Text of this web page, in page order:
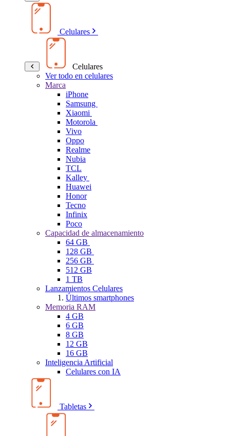
Celulares
Celulares
Ver todo en celulares
Marca
iPhone
Samsung
Xiaomi
Motorola
Vivo
Oppo
Realme
Nubia
TCL
Kalley
Huawei
Honor
Tecno
Infinix
Poco
Capacidad de almacenamiento
64 GB
128 GB
256 GB
512 GB
1 TB
Lanzamientos Celulares
Últimos smartphones
Memoria RAM
4 GB
6 GB
8 GB
12 GB
16 GB
Inteligencia Artificial
Celulares con IA
Tabletas